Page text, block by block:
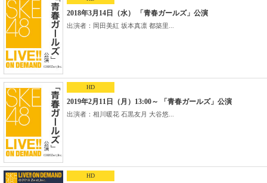
2018年3月14日（水） 「青春ガールズ」公演
出演者：岡田美紅 坂本真凛 都築里...
HD
2019年2月11日（月）13:00～ 「青春ガールズ」公演
出演者：相川暖花 石黒友月 大谷悠...
HD